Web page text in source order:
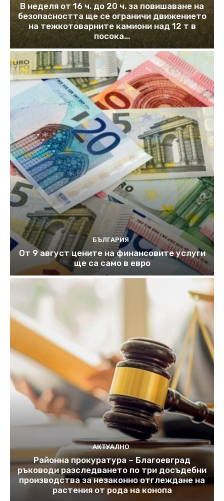
В неделя от 16 ч. до 20 ч. за повишаване на
безопасността ще се ограничи движението
на тежкотоварните камиони над 12 т в
посока...
БЪЛГАРИЯ
От 9 август цените на финансовите услуги
ще са само в евро
АКТУАЛНО
Районна прокуратура – Благоевград
ръководи разследването по три досъдебни
производства за незаконно отглеждане на
растения от рода на конопа